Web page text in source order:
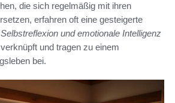
die sich regelmäßig mit ihren
erfahren oft eine gesteigerte
Selbstreflexion und emotionale Intelligenz
und tragen zu einem
bei.